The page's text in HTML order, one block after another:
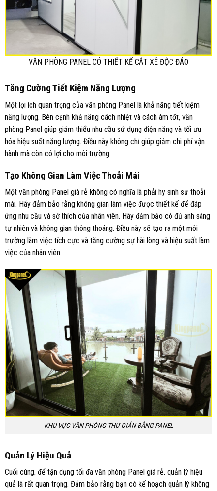
VĂN PHÒNG PANEL CÓ THIẾT KẾ CẮT XẺ ĐỘC ĐÁO
Tăng Cường Tiết Kiệm Năng Lượng
Một lợi ích quan trọng của văn phòng Panel là khả năng tiết kiệm
năng lượng. Bên cạnh khả năng cách nhiệt và cách âm tốt, văn
phòng Panel giúp giảm thiểu nhu cầu sử dụng điện năng và tối ưu
hóa hiệu suất năng lượng. Điều này không chỉ giúp giảm chi phí vận
hành mà còn có lợi cho môi trường.
Tạo Không Gian Làm Việc Thoải Mái
Một văn phòng Panel giá rẻ không có nghĩa là phải hy sinh sự thoải
mái. Hãy đảm bảo rằng không gian làm việc được thiết kế để đáp
ứng nhu cầu và sở thích của nhân viên. Hãy đảm bảo có đủ ánh sáng
tự nhiên và không gian thông thoáng. Điều này sẽ tạo ra một môi
trường làm việc tích cực và tăng cường sự hài lòng và hiệu suất làm
việc của nhân viên.
KHU VỰC VĂN PHÒNG THƯ GIẢN BẰNG PANEL
Quản Lý Hiệu Quả
Cuối cùng, để tận dụng tối đa văn phòng Panel giá rẻ, quản lý hiệu
quả là rất quan trọng. Đảm bảo rằng bạn có kế hoạch quản lý không